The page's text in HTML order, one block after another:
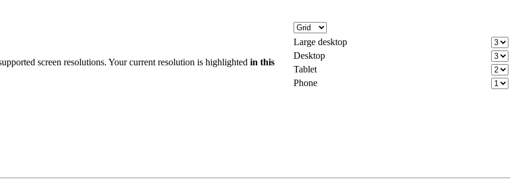
screen resolutions. Your current resolution is highlighted in this
Large desktop
Desktop
Tablet
Phone